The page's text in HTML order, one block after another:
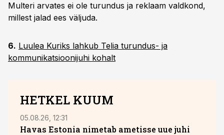
Multeri arvates ei ole turundus ja reklaam valdkond,
millest jalad ees väljuda.
6. Luulea Kuriks lahkub Telia turundus- ja
kommunikatsioonijuhi kohalt
HETKEL KUUM
05.08.26, 12:31
Havas Estonia nimetab ametisse uue juhi